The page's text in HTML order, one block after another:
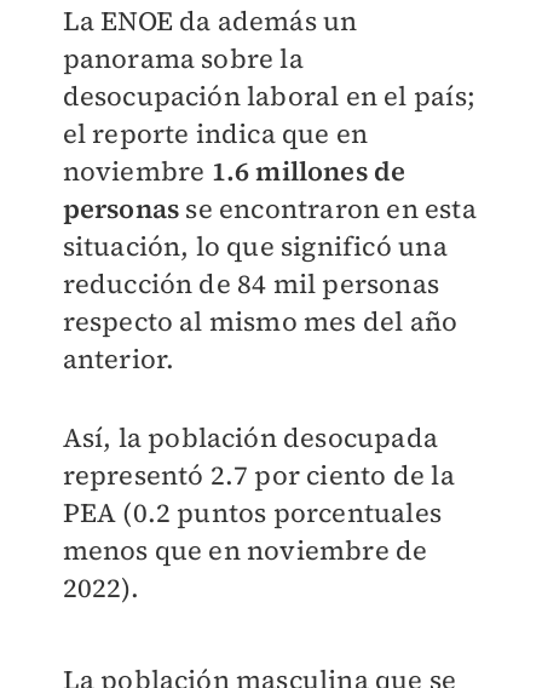
La ENOE da además un
panorama sobre la
desocupación laboral en el país;
el reporte indica que en
noviembre 1.6 millones de
personas se encontraron en esta
situación, lo que significó una
reducción de 84 mil personas
respecto al mismo mes del año
anterior.
Así, la población desocupada
representó 2.7 por ciento de la
PEA (0.2 puntos porcentuales
menos que en noviembre de
2022).
La población masculina que se